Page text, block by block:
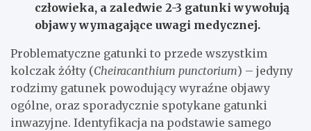
człowieka, a zaledwie 2-3 gatunki wywołują
objawy wymagające uwagi medycznej.
Problematyczne gatunki to przede wszystkim
kolczak żółty (Cheiracanthium punctorium) – jedyny
rodzimy gatunek powodujący wyraźne objawy
ogólne, oraz sporadycznie spotykane gatunki
inwazyjne. Identyfikacja na podstawie samego